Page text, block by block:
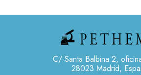
C/ Santa Balbina 2,
28023 Madrid,